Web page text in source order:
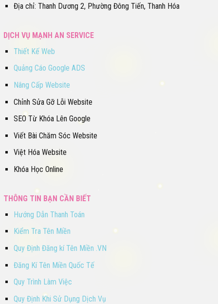
Địa chỉ: Thanh Dương 2, Phường Đông Tiến, Thanh Hóa
DỊCH VỤ MẠNH AN SERVICE
Thiết Kế Web
Quảng Cáo Google ADS
Nâng Cấp Website
Chỉnh Sửa Gỡ Lỗi Website
SEO Từ Khóa Lên Google
Viết Bài Chăm Sóc Website
Việt Hóa Website
Khóa Học Online
THÔNG TIN BẠN CẦN BIẾT
Hướng Dẫn Thanh Toán
Kiểm Tra Tên Miền
Quy Định Đăng kí Tên Miền .VN
Đăng Kí Tên Miền Quốc Tế
Quy Trình Làm Việc
Quy Định Khi Sử Dụng Dịch Vụ